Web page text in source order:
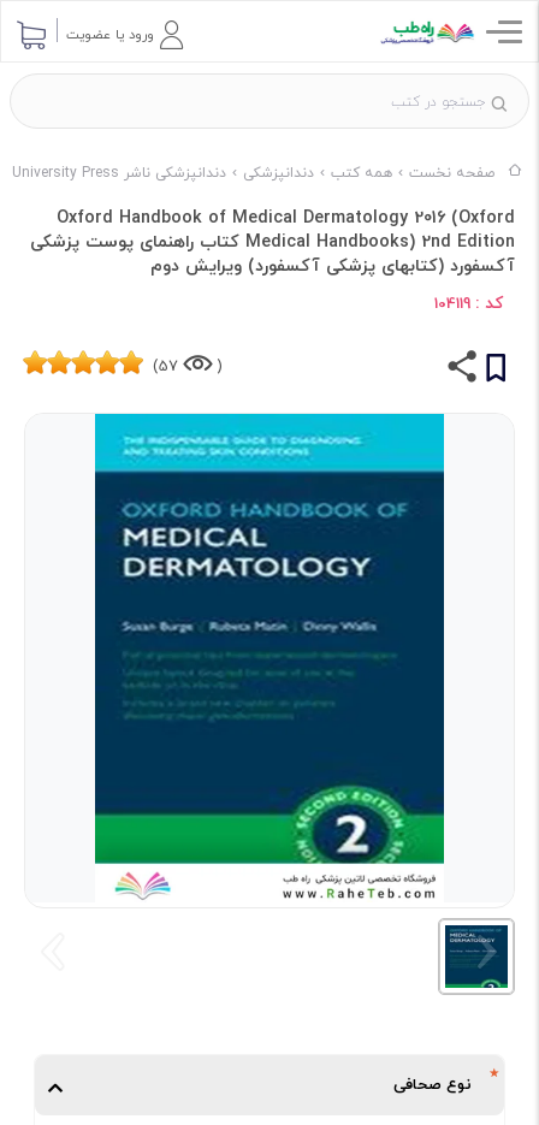
ورود یا عضویت
صفحه نخست همه کتب دندانپزشکی دندانپزشکی ناشر Oxford University Press
Oxford Handbook of Medical Dermatology 2016 (Oxford
Medical Handbooks) 2nd Edition کتاب راهنمای پوست پزشکی
آکسفورد (کتابهای پزشکی آکسفورد) ویرایش دوم
کد : 104119
(
57)
نوع صحافی